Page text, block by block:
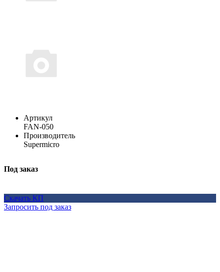
Артикул
FAN-050
Производитель
Supermicro
Под заказ
Скачать КП
Запросить под заказ